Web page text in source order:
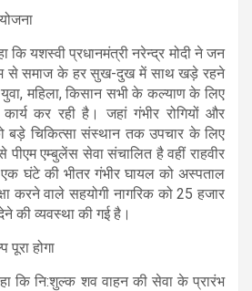
कि यशस्वी प्रधानमंत्री नरेन्द्र मोदी ने जन
से समाज के हर सुख-दुख में साथ खड़े रहने
युवा, महिला, किसान सभी के कल्याण के लिए
कर रही है। जहां गंभीर रोगियों और
बड़े चिकित्सा संस्थान तक उपचार के लिए
एम्बुलेंस सेवा संचालित है वहीं राहवीर
एक घंटे की भीतर गंभीर घायल को अस्पताल
करने वाले सहयोगी नागरिक को 25 हजार
की व्यवस्था की गई है।
होगा
कि नि:शुल्क शव वाहन की सेवा के प्रारंभ